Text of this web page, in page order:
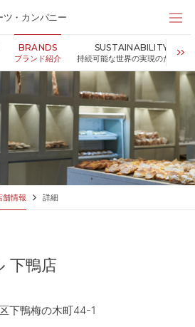
・カンパニー
BRANDS
ブランド紹介
SUSTAINABILITY
持続可能な世界の実現のために
・カンパニー
お知らせ
私たちの想い
代表メッセージ
事業内容
店舗情報
舗情報 詳細
下鴨店
下鴨梅の木町44-1